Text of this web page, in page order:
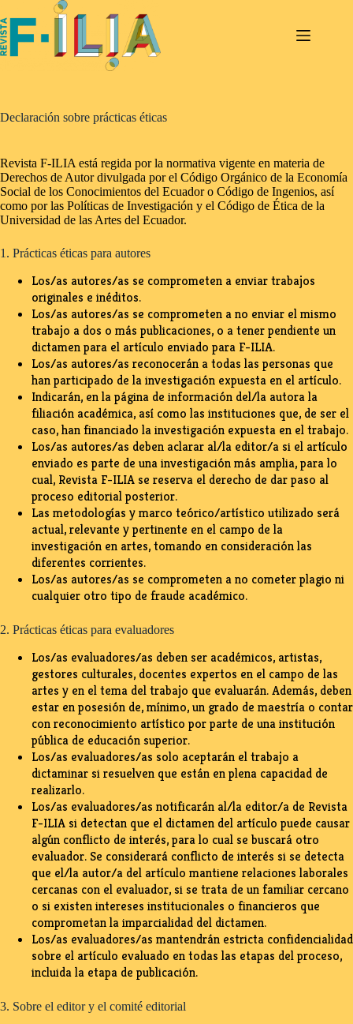
al
contenido
Declaración sobre prácticas éticas
Revista F-ILIA está regida por la normativa vigente en materia de
Derechos de Autor divulgada por el Código Orgánico de la Economía
Social de los Conocimientos del Ecuador o Código de Ingenios, así
como por las Políticas de Investigación y el Código de Ética de la
Universidad de las Artes del Ecuador.
1. Prácticas éticas para autores
Los/as autores/as se comprometen a enviar trabajos
originales e inéditos.
Los/as autores/as se comprometen a no enviar el mismo
trabajo a dos o más publicaciones, o a tener pendiente un
dictamen para el artículo enviado para F-ILIA.
Los/as autores/as reconocerán a todas las personas que
han participado de la investigación expuesta en el artículo.
Indicarán, en la página de información del/la autora la
filiación académica, así como las instituciones que, de ser el
caso, han financiado la investigación expuesta en el trabajo.
Los/as autores/as deben aclarar al/la editor/a si el artículo
enviado es parte de una investigación más amplia, para lo
cual, Revista F-ILIA se reserva el derecho de dar paso al
proceso editorial posterior.
Las metodologías y marco teórico/artístico utilizado será
actual, relevante y pertinente en el campo de la
investigación en artes, tomando en consideración las
diferentes corrientes.
Los/as autores/as se comprometen a no cometer plagio ni
cualquier otro tipo de fraude académico.
2. Prácticas éticas para evaluadores
Los/as evaluadores/as deben ser académicos, artistas,
gestores culturales, docentes expertos en el campo de las
artes y en el tema del trabajo que evaluarán. Además, deben
estar en posesión de, mínimo, un grado de maestría o contar
con reconocimiento artístico por parte de una institución
pública de educación superior.
Los/as evaluadores/as solo aceptarán el trabajo a
dictaminar si resuelven que están en plena capacidad de
realizarlo.
Los/as evaluadores/as notificarán al/la editor/a de Revista
F-ILIA si detectan que el dictamen del artículo puede causar
algún conflicto de interés, para lo cual se buscará otro
evaluador. Se considerará conflicto de interés si se detecta
que el/la autor/a del artículo mantiene relaciones laborales
cercanas con el evaluador, si se trata de un familiar cercano
o si existen intereses institucionales o financieros que
comprometan la imparcialidad del dictamen.
Los/as evaluadores/as mantendrán estricta confidencialidad
sobre el artículo evaluado en todas las etapas del proceso,
incluida la etapa de publicación.
3. Sobre el editor y el comité editorial